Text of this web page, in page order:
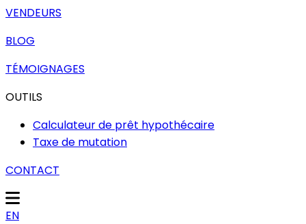
VENDEURS
BLOG
TÉMOIGNAGES
OUTILS
Calculateur de prêt hypothécaire
Taxe de mutation
CONTACT
EN